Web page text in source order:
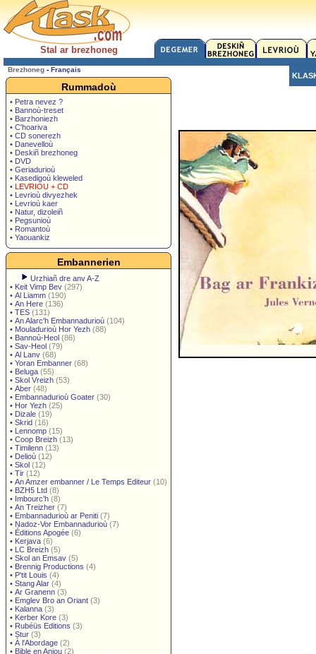
Stal ar brezhoneg
Brezhoneg - Français
Rummadoù
• Petra nevez ?
• Bannoù-treset
• Barzhoniezh
• C'hoariva
• CD sonerezh
• Danevelloù
• Deskiñ brezhoneg
• DVD
• Geriadurioù
• Kasedigoù kleweled
• LEVRIOU + CD
• Levrioù divyezhek
• Levrioù kaer
• Natur, dizoleiñ
• Pegsunioù
• Romantoù
• Yaouankiz
Embannerien
Urzhiañ dre anv A-Z
• Keit Vimp Bev (297)
• Al Liamm (190)
• An Here (136)
• TES (131)
• An Alarc'h Embannadurioù (104)
• Mouladurioù Hor Yezh (88)
• Bannoù-Heol (86)
• Sav-Heol (79)
• Al Lanv (68)
• Yoran Embanner (68)
• Beluga (55)
• Skol Vreizh (53)
• Aber (48)
• Embannadurioù Goater (30)
• Hor Yezh (25)
• Dizale (19)
• Skrid (16)
• Lennomp (15)
• Coop Breizh (13)
• Timilenn (13)
• Delioù (12)
• Skol (12)
• Tir (12)
• An Amzer embanner / Le Temps Editeur (10)
• BZH5 Ltd (8)
• Imbourc'h (8)
• An Treizher (7)
• Embannadurioù ar Peniti (7)
• Nadoz-Vor Embannadurioù (7)
• Éditions Apogée (6)
• Kerjava (6)
• LC Breizh (5)
• Skol an Emsav (5)
• Brennig Productions (4)
• P'tit Louis (4)
• Stang Alar (4)
• Ar Granenn (3)
• Emglev Bro an Oriant (3)
• Kalanna (3)
• Kerber Kore (3)
• Rubéüs Editions (3)
• Stur (3)
• À l'Abordage (2)
• Bible en Anjou (2)